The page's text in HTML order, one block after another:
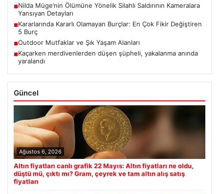
■Nilda Müge’nin Ölümüne Yönelik Silahlı Saldırının Kameralara
Yansıyan Detayları
■Kararlarında Kararlı Olamayan Burçlar: En Çok Fikir Değiştiren
5 Burç
■Outdoor Mutfaklar ve Şık Yaşam Alanları
■Kaçarken merdivenlerden düşen şüpheli, yakalanma anında
yaralandı
Güncel
Ağustos 6, 2026
Altın fiyatları canlı grafik 22 Mayıs: Altın fiyatları ne oldu,
düştü mü, çıktı mı? Gram, çeyrek ve tam altın alış satış
fiyatları